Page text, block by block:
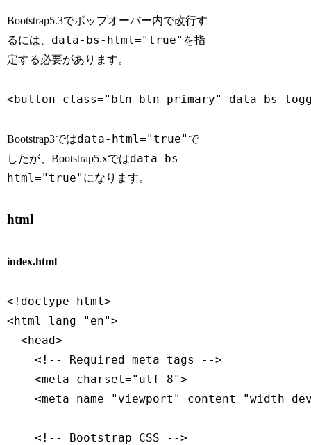
Bootstrap5.3でポップオーバー内で改行す
るには、 data-bs-html="true" を指
定する必要があります。
<button class="btn btn-primary" data-bs-
Bootstrap3ではdata-html="true" で
したが、Bootstrap5.xではdata-bs-
html="true" になります。
html
index.html
<!doctype html>
<html lang="en">
  <head>
    <!-- Required meta tags -->
    <meta charset="utf-8">
<meta name="viewport"
    <!-- Bootstrap CSS -->